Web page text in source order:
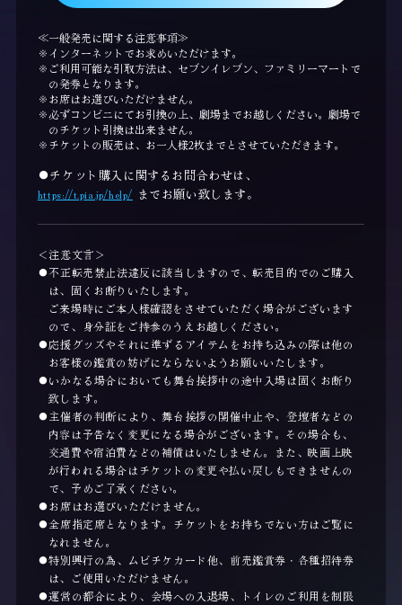
≪一般発売に関する注意事項≫
インターネットでお求めいただけます。
ご利用可能な引取方法は、セブンイレブン、ファミリーマートで
の発券となります。
お席はお選びいただけません。
必ずコンビニにてお引換の上、劇場までお越しください。劇場で
のチケット引換は出来ません。
チケットの販売は、お一人様2枚までとさせていただきます。
●チケット購入に関するお問合わせは、
https://t.pia.jp/help/ までお願い致します。
＜注意文言＞
不正転売禁止法違反に該当しますので、転売目的でのご購入
は、固くお断りいたします。
ご来場時にご本人様確認をさせていただく場合がございます
ので、身分証をご持参のうえお越しください。
応援グッズやそれに準ずるアイテムをお持ち込みの際は他の
お客様の鑑賞の妨げにならないようお願いいたします。
いかなる場合においても舞台挨拶中の途中入場は固くお断り
致します。
主催者の判断により、舞台挨拶の開催中止や、登壇者などの
内容は予告なく変更になる場合がございます。その場合も、
交通費や宿泊費などの補償はいたしません。また、映画上映
が行われる場合はチケットの変更や払い戻しもできませんの
で、予めご了承ください。
お席はお選びいただけません。
全席指定席となります。チケットをお持ちでない方はご覧に
なれません。
特別興行の為、ムビチケカード他、前売鑑賞券・各種招待券
は、ご使用いただけません。
運営の都合により、会場への入退場、トイレのご利用を制限